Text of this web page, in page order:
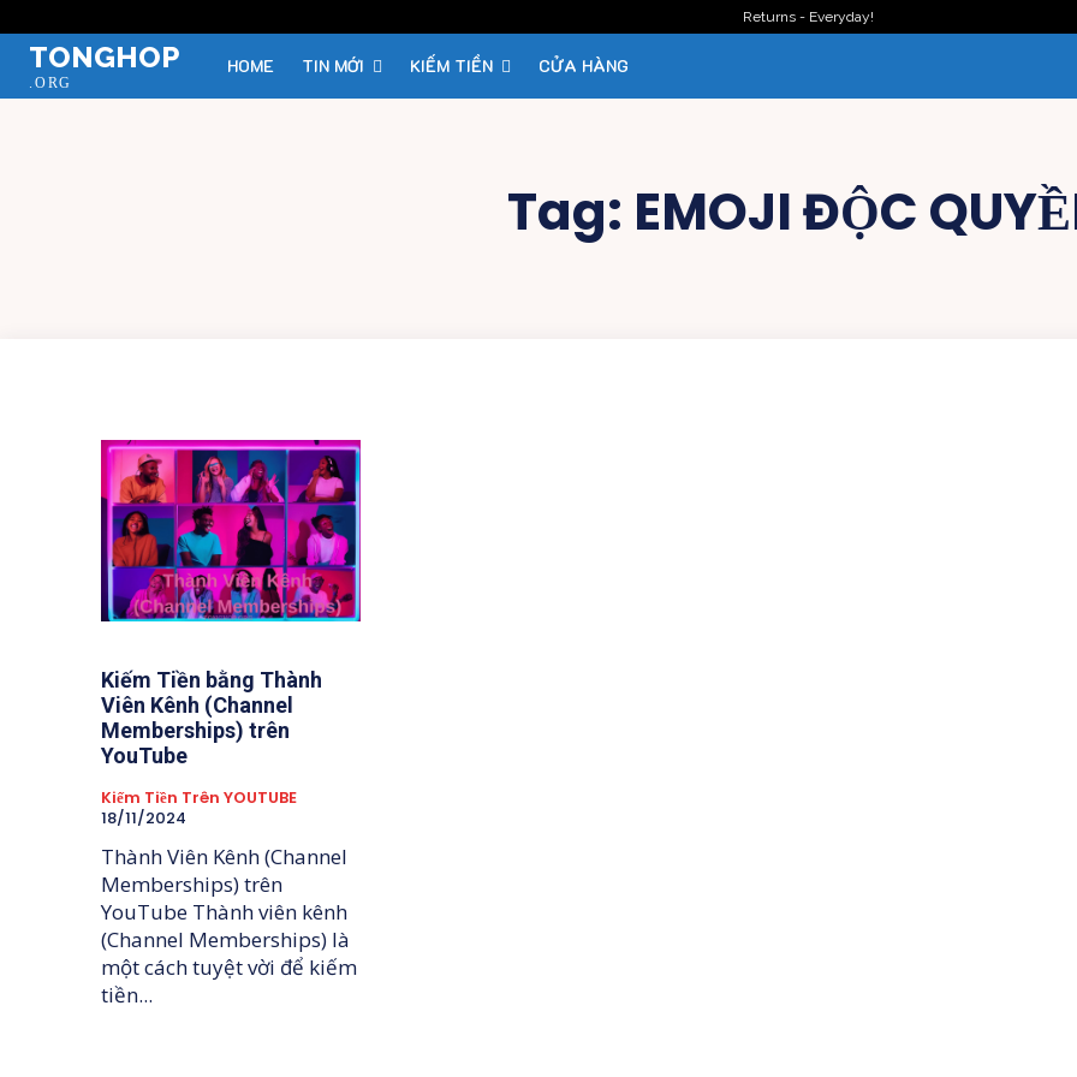
Returns - Everyday!
TONGHOP
.ORG
HOME TIN MỚI KIẾM TIỀN CỬA HÀNG
Tag: EMOJI ĐỘC
Kiếm Tiền bằng Thành
Viên Kênh (Channel
Memberships) trên
YouTube
Kiếm Tiền Trên YOUTUBE
18/11/2024
Thành Viên Kênh (Channel
Memberships) trên
YouTube Thành viên kênh
(Channel Memberships) là
một cách tuyệt vời để kiếm
tiền...